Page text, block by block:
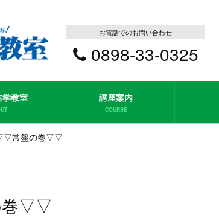
お電話でのお問い合わせ
0898-33-0325
教室 講座案内
COURSE
常盤の巻▽▽
巻▽▽